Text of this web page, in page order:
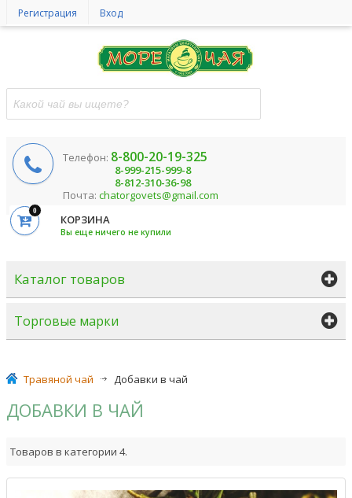
Регистрация Вход
Телефон: 8-800-20-19-325
8-999-215-999-8
8-812-310-36-98
Почта: chatorgovets@gmail.com
0
КОРЗИНА
Вы еще ничего не купили
Каталог товаров
Торговые марки
Травяной чай >
Добавки в чай
ДОБАВКИ В ЧАЙ
Товаров в категории 4.